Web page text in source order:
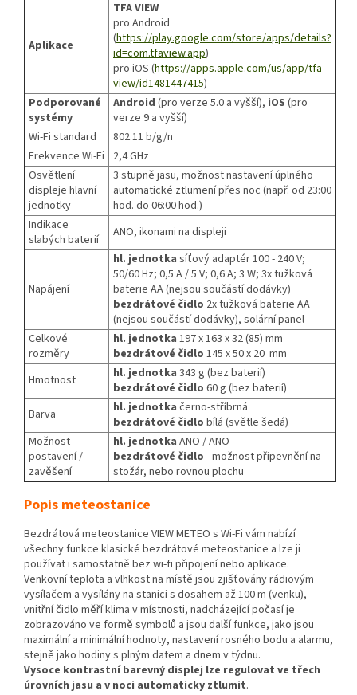
Aplikace
TFA VIEW
pro Android
(https://play.google.com/store/apps/details?
id=com.tfaview.app)
pro iOS (https://apps.apple.com/us/app/tfa-
view/id1481447415)
Podporované
systémy
Android (pro verze 5.0 a vyšší), iOS (pro
verze 9 a vyšší)
Wi-Fi standard
802.11 b/g/n
Frekvence Wi-Fi
2,4 GHz
Osvětlení
displeje hlavní
jednotky
3 stupně jasu, možnost nastavení úplného
automatické ztlumení přes noc (např. od 23:00
hod. do 06:00 hod.)
Indikace
slabých baterií
ANO, ikonami na displeji
Napájení
hl. jednotka síťový adaptér 100 - 240 V;
50/60 Hz; 0,5 A / 5 V; 0,6 A; 3 W; 3x tužková
baterie AA (nejsou součástí dodávky)
bezdrátové čidlo 2x tužková baterie AA
(nejsou součástí dodávky), solární panel
Celkové
rozměry
hl. jednotka 197 x 163 x 32 (85) mm
bezdrátové čidlo 145 x 50 x 20 mm
Hmotnost
hl. jednotka 343 g (bez baterií)
bezdrátové čidlo 60 g (bez baterií)
Barva
hl. jednotka černo-stříbrná
bezdrátové čidlo bílá (světle šedá)
Možnost
postavení /
zavěšení
hl. jednotka ANO / ANO
bezdrátové čidlo - možnost připevnění na
stožár, nebo rovnou plochu
Popis meteostanice
Bezdrátová meteostanice VIEW METEO s Wi-Fi vám nabízí
všechny funkce klasické bezdrátové meteostanice a lze ji
používat i samostatně bez wi-fi připojení nebo aplikace.
Venkovní teplota a vlhkost na místě jsou zjišťovány rádiovým
vysílačem a vysílány na stanici s dosahem až 100 m (venku),
vnitřní čidlo měří klima v místnosti, nadcházející počasí je
zobrazováno ve formě symbolů a jsou další funkce, jako jsou
maximální a minimální hodnoty, nastavení rosného bodu a alarmu,
stejně jako hodiny s plným datem a dnem v týdnu.
Vysoce kontrastní barevný displej lze regulovat ve třech
úrovních jasu a v noci automaticky ztlumit.